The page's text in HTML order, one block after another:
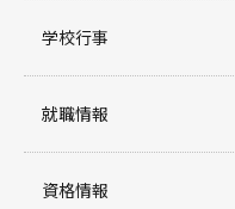
学校行事
就職情報
資格情報